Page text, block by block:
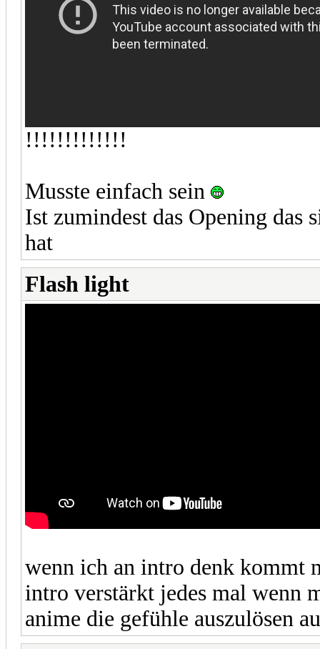
!!!!!!!!!!!!!
Musste einfach sein
Ist zumindest das Opening das
hat
Flash light
wenn ich an intro denk kommt
intro verstärkt jedes mal wenn
anime die gefühle auszulösen